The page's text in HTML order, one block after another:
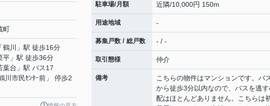
町
「鶴川
」駅 徒歩16分
平 」駅 徒歩36分
葉台 」駅 バス17
市民ｾﾝﾀｰ前」 停歩2
駐車場/月額 近隣/10,000円 150m
用途地域 -
募集戸数 / 総戸数 - / -
取引態様 仲介
備考
こちらの物件はマンションです。バ
から徒歩3分以内なので、バスを逃
配はほとんどありません。こちらは